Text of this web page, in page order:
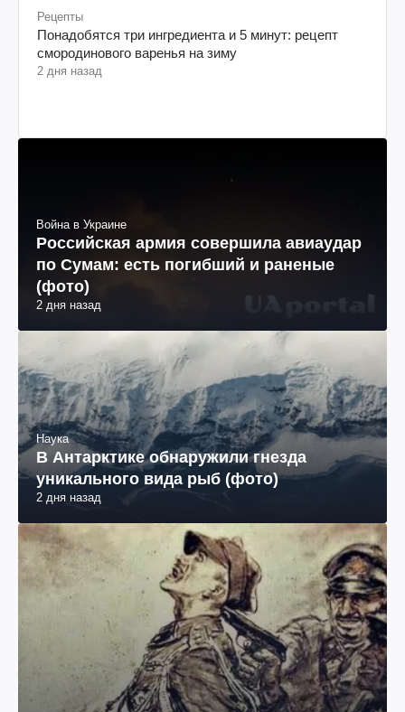
Рецепты
Понадобятся три ингредиента и 5 минут: рецепт
смородинового варенья на зиму
2 дня назад
Война в Украине
Российская армия совершила авиаудар
по Сумам: есть погибший и раненые
(фото)
2 дня назад
Наука
В Антарктике обнаружили гнезда
уникального вида рыб (фото)
2 дня назад